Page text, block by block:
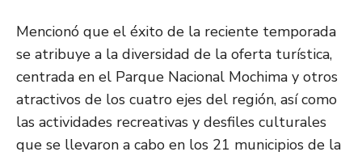
Mencionó que el éxito de la reciente temporada
se atribuye a la diversidad de la oferta turística,
centrada en el Parque Nacional Mochima y otros
atractivos de los cuatro ejes del región, así como
las actividades recreativas y desfiles culturales
que se llevaron a cabo en los 21 municipios de la